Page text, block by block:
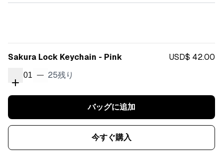
Sakura Lock Keychain - Pink USD$ 42.00
01 25残り
バッグに追加
今すぐ購入